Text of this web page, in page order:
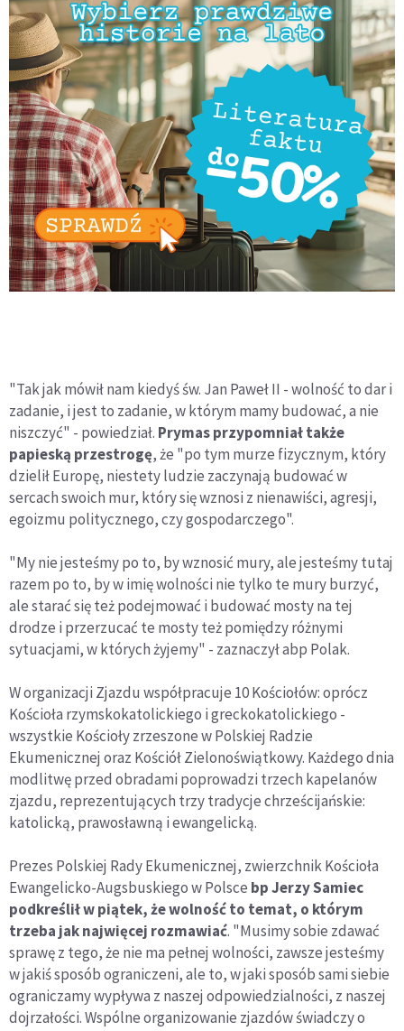
"Tak jak mówił nam kiedyś św. Jan Paweł II - wolność to dar i
zadanie, i jest to zadanie, w którym mamy budować, a nie
niszczyć" - powiedział. Prymas przypomniał także
papieską przestrogę, że "po tym murze fizycznym, który
dzielił Europę, niestety ludzie zaczynają budować w
sercach swoich mur, który się wznosi z nienawiści, agresji,
egoizmu politycznego, czy gospodarczego".
"My nie jesteśmy po to, by wznosić mury, ale jesteśmy tutaj
razem po to, by w imię wolności nie tylko te mury burzyć,
ale starać się też podejmować i budować mosty na tej
drodze i przerzucać te mosty też pomiędzy różnymi
sytuacjami, w których żyjemy" - zaznaczył abp Polak.
W organizacji Zjazdu współpracuje 10 Kościołów: oprócz
Kościoła rzymskokatolickiego i greckokatolickiego -
wszystkie Kościoły zrzeszone w Polskiej Radzie
Ekumenicznej oraz Kościół Zielonoświątkowy. Każdego dnia
modlitwę przed obradami poprowadzi trzech kapelanów
zjazdu, reprezentujących trzy tradycje chrześcijańskie:
katolicką, prawosławną i ewangelicką.
Prezes Polskiej Rady Ekumenicznej, zwierzchnik Kościoła
Ewangelicko-Augsbuskiego w Polsce bp Jerzy Samiec
podkreślił w piątek, że wolność to temat, o którym
trzeba jak najwięcej rozmawiać. "Musimy sobie zdawać
sprawę z tego, że nie ma pełnej wolności, zawsze jesteśmy
w jakiś sposób ograniczeni, ale to, w jaki sposób sami siebie
ograniczamy wypływa z naszej odpowiedzialności, z naszej
dojrzałości. Wspólne organizowanie zjazdów świadczy o